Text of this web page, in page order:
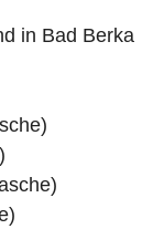
in Bad Berka